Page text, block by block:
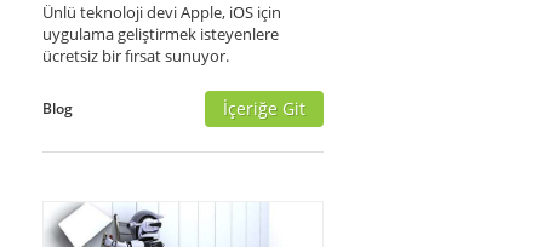
Ünlü teknoloji devi Apple, iOS için
uygulama geliştirmek isteyenlere
ücretsiz bir fırsat sunuyor.
Blog İçeriğe Git